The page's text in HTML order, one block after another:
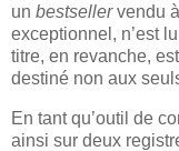
un bestsellervendu
exceptionnel, n’est
titre, en revanche,
destiné non aux
En tant qu’outil de
ainsi sur deux